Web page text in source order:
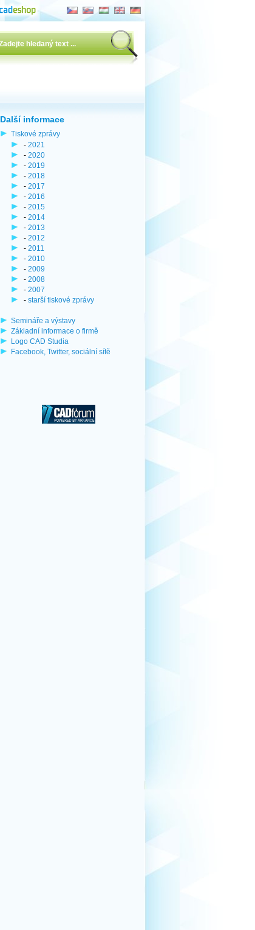
Další informace
Tiskové zprávy
- 2021
- 2020
- 2019
- 2018
- 2017
- 2016
- 2015
- 2014
- 2013
- 2012
- 2011
- 2010
- 2009
- 2008
- 2007
- starší tiskové zprávy
Semináře a výstavy
Základní informace o firmě
Logo CAD Studia
Facebook, Twitter, sociální sítě